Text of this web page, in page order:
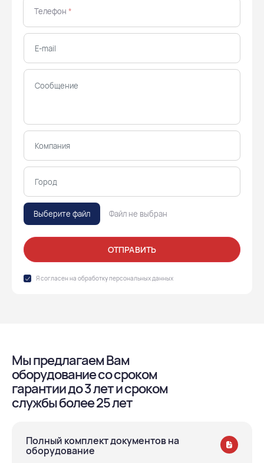
Телефон *
Выберите файл Файл не выбран
ОТПРАВИТЬ
Я согласен на обработкуперсональных данных
Мы предлагаем Вам
оборудование со сроком
гарантии до 3 лет и сроком
службы более 25 лет
Полный комплект документов на
оборудование